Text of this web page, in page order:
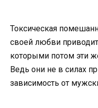
Токсическая
своей любви
которыми потом эти
Ведь они не в силах
зависимость от